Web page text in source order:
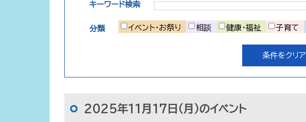
キーワード検索
分類 イベント・お祭り 相談 健康・福祉 子育て
条件をクリア
2025年11月17日（月）のイベント